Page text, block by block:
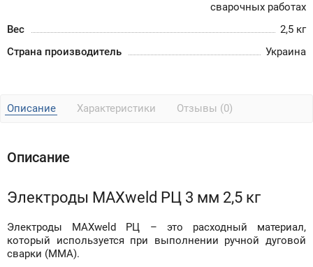
сварочных работах
Вес
2,5 кг
Страна производитель
Украина
Описание Характеристики Отзывы (0)
Описание
Электроды MAXweld РЦ 3 мм 2,5 кг
Электроды MAXweld РЦ – это расходный материал,
который используется при выполнении ручной дуговой
сварки (ММА).